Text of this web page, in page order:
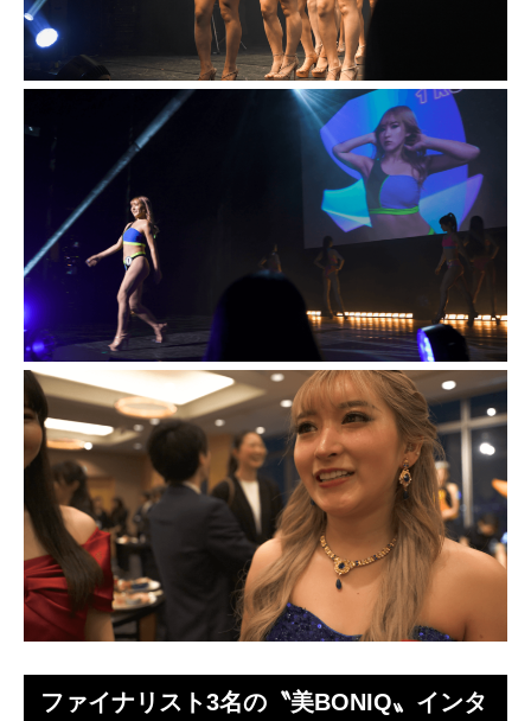
ファイナリスト3名の〝美BONIQ〟インタ